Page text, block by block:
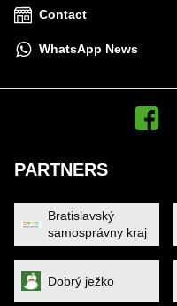
Contact
WhatsApp News
Facebook
PARTNERS
Bratislavský
samosprávny kraj
Dobrý ježko